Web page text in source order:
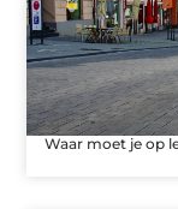
Waar moet je op